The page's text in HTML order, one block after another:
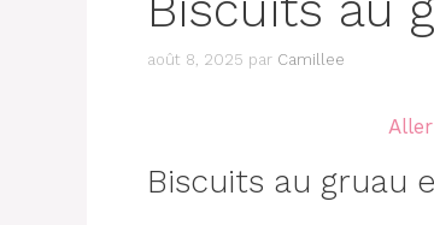
août 8, 2025 par Camillee
Biscuits au gruau